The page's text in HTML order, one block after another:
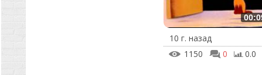
10 г. назад
1150
0 0.0